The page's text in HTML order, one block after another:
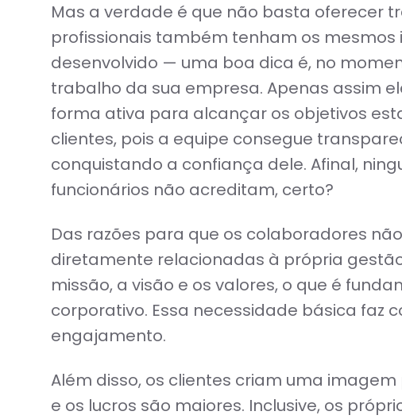
Mas a verdade é que não basta oferecer
profissionais também tenham os
desenvolvido — uma boa dica é, no
trabalho da sua empresa. Apenas assim
forma ativa para alcançar os objetivos
clientes, pois a equipe consegue
conquistando a confiança dele. Afinal,
funcionários não acreditam, certo?
Das razões para que os colaboradores
diretamente relacionadas à própria
missão, a visão e os valores, o que é
corporativo. Essa necessidade básica faz
engajamento.
Além disso, os clientes criam uma
e os lucros são maiores. Inclusive, os